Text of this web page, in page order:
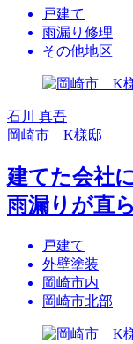
戸建て
雨漏り修理
その他地区
石川 真吾
岡崎市 K様邸
建てた会社
雨漏りが直
戸建て
外壁塗装
岡崎市内
岡崎市北部